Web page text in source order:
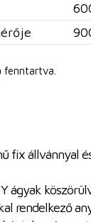
fenntartva.
fix állvánnyal
ágyak
rendelkező